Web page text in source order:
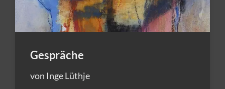
Gespräche
von Inge Lüthje